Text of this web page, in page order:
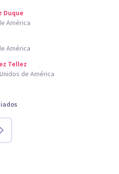
Duque
América
América
Tellez
de América